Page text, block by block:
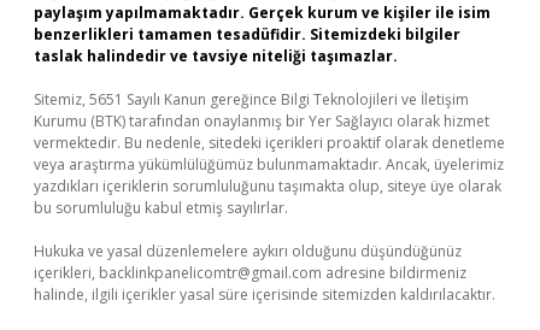
paylaşım yapılmamaktadır. Gerçek kurum ve kişiler ile isim
benzerlikleri tamamen tesadüfidir. Sitemizdeki bilgiler
taslak halindedir ve tavsiye niteliği taşımazlar.
Sitemiz, 5651 Sayılı Kanun gereğince Bilgi Teknolojileri ve İletişim
Kurumu (BTK) tarafından onaylanmış bir Yer Sağlayıcı olarak hizmet
vermektedir. Bu nedenle, sitedeki içerikleri proaktif olarak denetleme
veya araştırma yükümlülüğümüz bulunmamaktadır. Ancak, üyelerimiz
yazdıkları içeriklerin sorumluluğunu taşımakta olup, siteye üye olarak
bu sorumluluğu kabul etmiş sayılırlar.
Hukuka ve yasal düzenlemelere aykırı olduğunu düşündüğünüz
içerikleri, backlinkpanelicomtr@gmail.com adresine bildirmeniz
halinde, ilgili içerikler yasal süre içerisinde sitemizden kaldırılacaktır.